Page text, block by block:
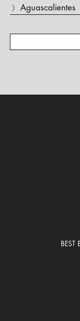
〉
BEST